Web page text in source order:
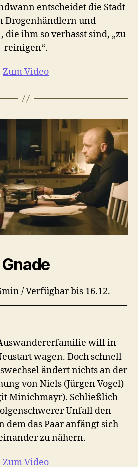
entscheidet die Stadt
Drogenhändlern und
ihm so verhasst sind, „zu
reinigen“.
Zum Video
Gnade
/ Verfügbar bis 16.12.
will in
wagen. Doch schnell
ändert nichts an der
von Niels (Jürgen Vogel)
Minichmayr). Schließlich
Unfall den
dem das Paar anfängt sich
zu nähern.
Zum Video